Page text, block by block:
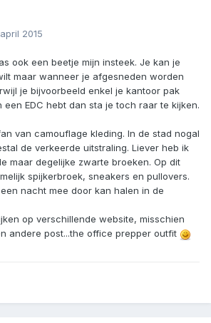
2015
ook een beetje mijn insteek. Je kan je
maar wanneer je afgesneden worden
je bijvoorbeeld enkel je kantoor pak
een EDC hebt dan sta je toch raar te kijken.
van camouflage kleding. In de stad nogal
de verkeerde uitstraling. Liever heb ik
maar degelijke zwarte broeken. Op dit
spijkerbroek, sneakers en pullovers.
nacht mee door kan halen in de
op verschillende website, misschien
andere post...the office prepper outfit